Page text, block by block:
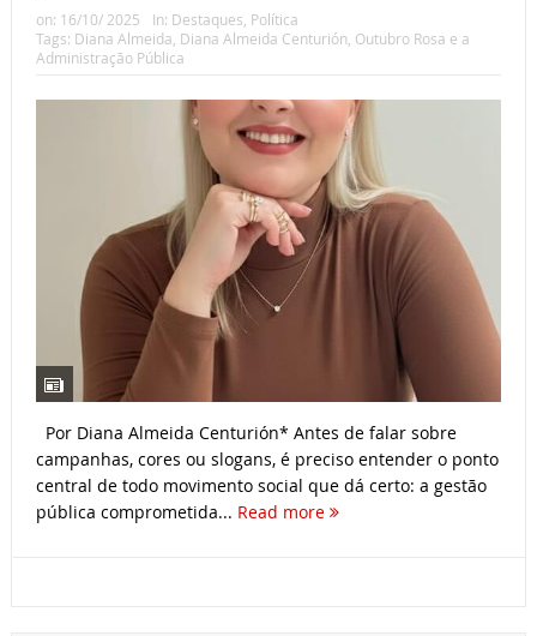
on: 16/10/ 2025 In: Destaques Política
Tags: Diana Almeida Diana Almeida Centurión Outubro Rosa e a
Administração Pública
Por Diana Almeida Centurión* Antes de falar sobre
campanhas, cores ou slogans, é preciso entender o ponto
central de todo movimento social que dá certo: a gestão
pública comprometida... Read more